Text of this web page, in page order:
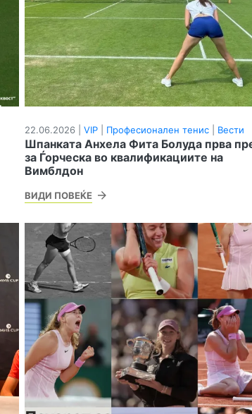
22.06.2026 |VIP Професионален тенис Вести
Шпанката Анхела Фита Болуда прва
за Ѓорческа во квалификациите на
Вимблдон
ВИДИ ПОВЕЌЕ